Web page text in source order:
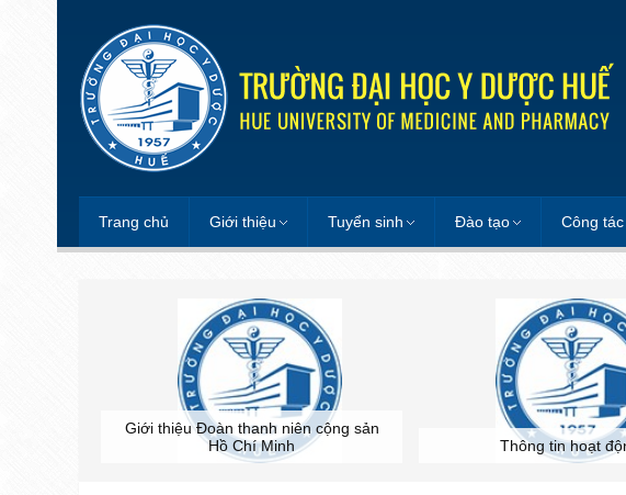
Trang chủ Giới thiệu Tuyển sinh Đào tạo Công
Giới thiệu Đoàn thanh niên cộng sản
Hồ Chí Minh
Thông tin hoạt